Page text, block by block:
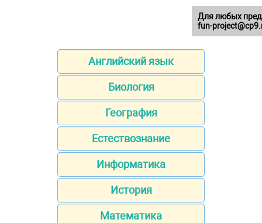
Английский язык
Биология
География
Естествознание
Информатика
История
Математика
Для любых
fun-